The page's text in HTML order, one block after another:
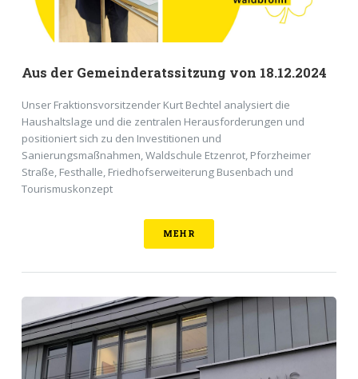
Aus der Gemeinderatssitzung von 18.12.2024
Unser Fraktionsvorsitzender Kurt Bechtel analysiert die
Haushaltslage und die zentralen Herausforderungen und
positioniert sich zu den Investitionen und
Sanierungsmaßnahmen, Waldschule Etzenrot, Pforzheimer
Straße, Festhalle, Friedhofserweiterung Busenbach und
Tourismuskonzept
MEHR